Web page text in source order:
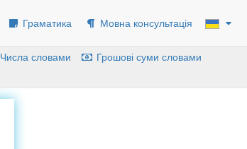
Граматика Мовна консультація
Числа словами
Грошові суми словами